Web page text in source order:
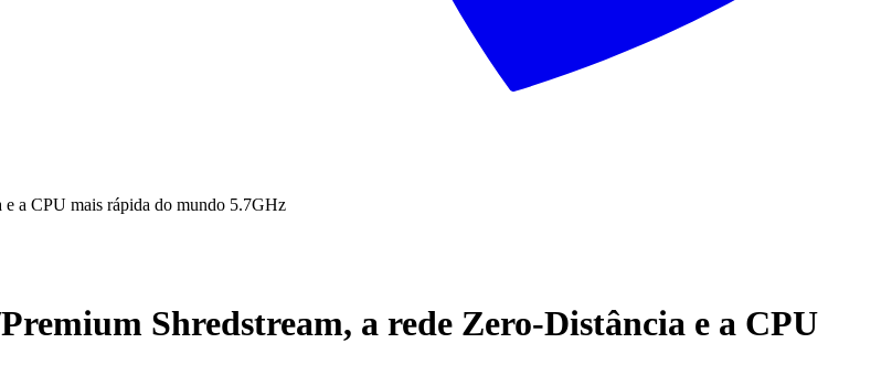
a CPU mais rápida do mundo 5.7GHz
Shredstream, a rede Zero-Distância e a CPU